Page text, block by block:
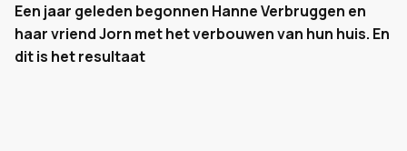
Een jaar geleden begonnen Hanne Verbruggen en
haar vriend Jorn met het verbouwen van hun huis. En
dit is het resultaat